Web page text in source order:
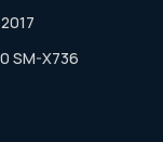
SM-X736